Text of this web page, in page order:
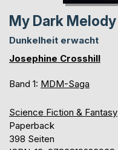
My Dark Melody
Dunkelheit erwacht
Josephine Crosshill
Band 1: MDM-Saga
Science Fiction & Fantasy
Paperback
398 Seiten